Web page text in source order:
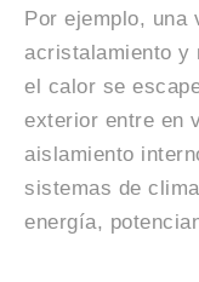
Por ejemplo, una
acristalamiento y
el calor se
exterior entre en
aislamiento
sistemas de
energía,